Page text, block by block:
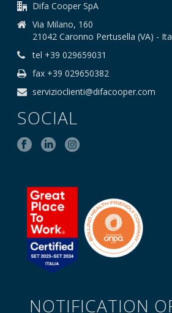
Difa Cooper SpA
Via Milano, 160
21042 Caronno Pertusella (VA) -
tel +39 029659031
fax +39 029650382
servizioclienti@difacooper.com
SOCIAL
NOTIFICATION